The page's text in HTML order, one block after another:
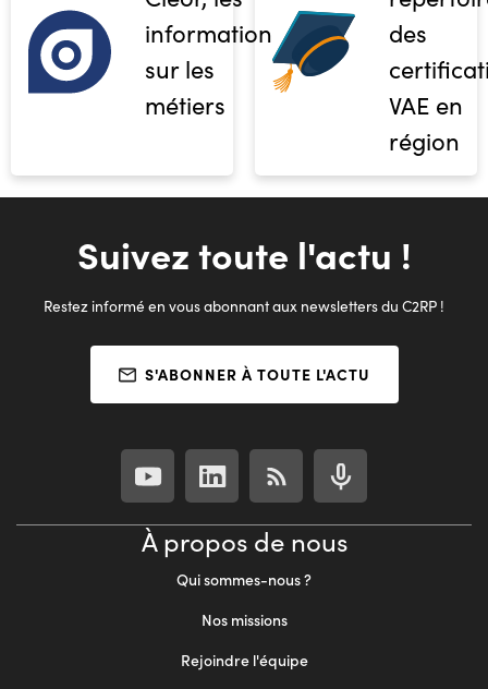
informations
sur les
métiers
des
VAE en
région
Suivez toute l'actu !
Restez informé en vous abonnant aux newsletters du C2RP !
S'ABONNER À TOUTE L'ACTU
À propos de nous
Qui sommes-nous ?
Nos missions
Rejoindre l'équipe